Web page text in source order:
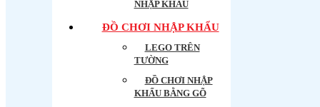
NHẬP KHẨU
ĐỒ CHƠI NHẬP KHẨU
LEGO TRÊN
TƯỜNG
ĐỒ CHƠI NHẬP
KHẨU BẰNG GÕ